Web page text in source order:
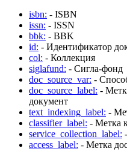
isbn: - ISBN
issn: - ISSN
bbk: - BBK
id: - Идентификатор
col: - Коллекция
siglafund: - Сигла-фонд
doc_source_var: -
doc_source_label: -
документ
text_indexing_label: -
classifier_label: - Метка
service_collection_label:
access_label: - Метка